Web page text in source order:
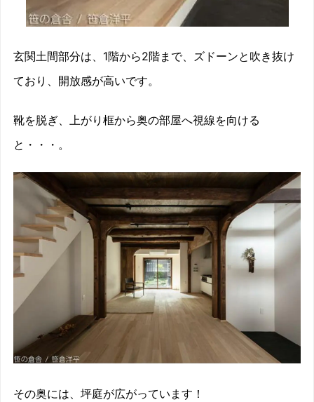
玄関土間部分は、1階から2階まで、ズドーンと吹き抜け
ており、開放感が高いです。
靴を脱ぎ、上がり框から奥の部屋へ視線を向ける
と・・・。
その奥には、坪庭が広がっています！